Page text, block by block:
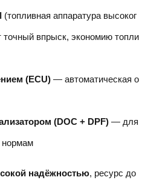
(топливная аппаратура высоког
впрыск, экономию топли
(ECU) — автоматическая о
(DOC + DPF) — для
нормам
надёжностью, ресурс до